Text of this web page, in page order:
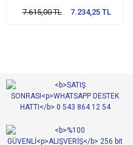
7.615,00 TL
7.234,25 TL